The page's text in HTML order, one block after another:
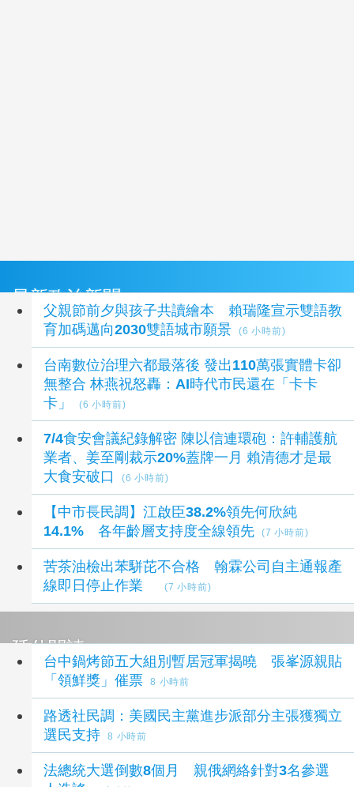
最新政治新聞
父親節前夕與孩子共讀繪本 賴瑞隆宣示雙語教
育加碼邁向2030雙語城市願景
(6 小時前)
台南數位治理六都最落後 發出110萬張實體卡卻
無整合 林燕祝怒轟：AI時代市民還在「卡卡
卡」
(6 小時前)
7/4食安會議紀錄解密 陳以信連環砲：許輔護航
業者、姜至剛裁示20%蓋牌一月 賴清德才是最
大食安破口
(6 小時前)
【中市長民調】江啟臣38.2%領先何欣純
14.1% 各年齡層支持度全線領先
(7 小時前)
苦茶油檢出苯駢芘不合格 翰霖公司自主通報產
線即日停止作業
(7 小時前)
延伸閱讀
台中鍋烤節五大組別暫居冠軍揭曉 張峯源親貼
「領鮮獎」催票
8 小時前
路透社民調：美國民主黨進步派部分主張獲獨立
選民支持
8 小時前
法總統大選倒數8個月 親俄網絡針對3名參選